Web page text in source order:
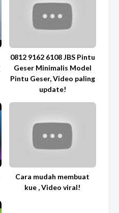
0812 9162 6108 JBS Pintu
Geser Minimalis Model
Pintu Geser, Video paling
update!
Cara mudah membuat
kue , Video viral!